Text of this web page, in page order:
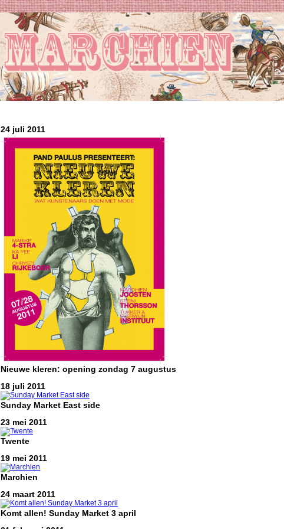
24 juli 2011
Nieuwe kleren: opening zondag 7 augustus
18 juli 2011
Sunday Market East side
23 mei 2011
Twente
19 mei 2011
Marchien
24 maart 2011
Komt allen! Sunday Market 3 april